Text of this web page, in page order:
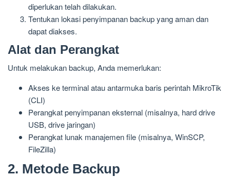
diperlukan telah dilakukan.
Tentukan lokasi penyimpanan backup yang aman dan
dapat diakses.
Alat dan Perangkat
Untuk melakukan backup, Anda memerlukan:
Akses ke terminal atau antarmuka baris perintah MikroTik
(CLI)
Perangkat penyimpanan eksternal (misalnya, hard drive
USB, drive jaringan)
Perangkat lunak manajemen file (misalnya, WinSCP,
FileZilla)
2. Metode Backup